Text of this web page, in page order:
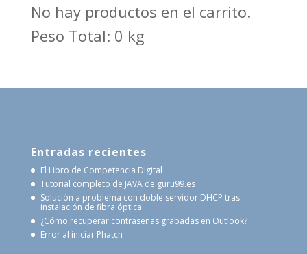
No hay productos en el carrito.
Peso Total: 0 kg
Entradas recientes
El Libro de Competencia Digital
Tutorial completo de JAVA de guru99.es
Solución a problema con doble servidor DHCP tras
instalación de fibra óptica
¿Cómo recuperar contraseñas grabadas en Outlook?
Error al iniciar Phatch